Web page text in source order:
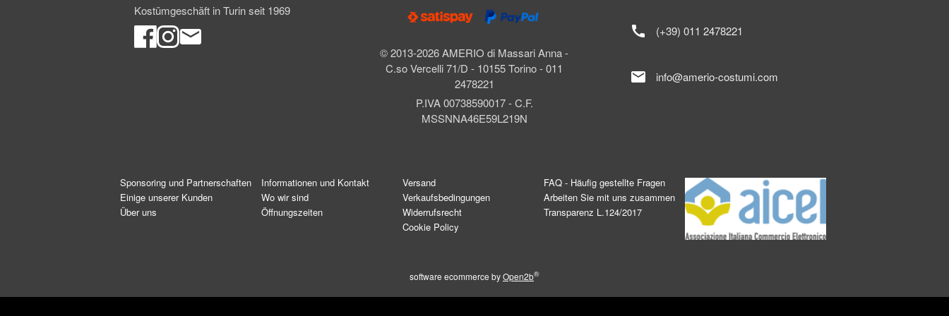
Kostümgeschäft in Turin seit 1969
© 2013-2026 AMERIO di Massari Anna -
C.so Vercelli 71/D - 10155 Torino - 011
2478221
P.IVA 00738590017 - C.F.
MSSNNA46E59L219N
call (+39) 011 2478221
mail info@amerio-costumi.com
Sponsoring und Partnerschaften
Einige unserer Kunden
Über uns
Informationen und Kontakt
Wo wir sind
Öffnungszeiten
Versand
Verkaufsbedingungen
Widerrufsrecht
Cookie Policy
FAQ - Häufig gestellte Fragen
Arbeiten Sie mit uns zusammen
Transparenz L.124/2017
software ecommerce byOpen2b®